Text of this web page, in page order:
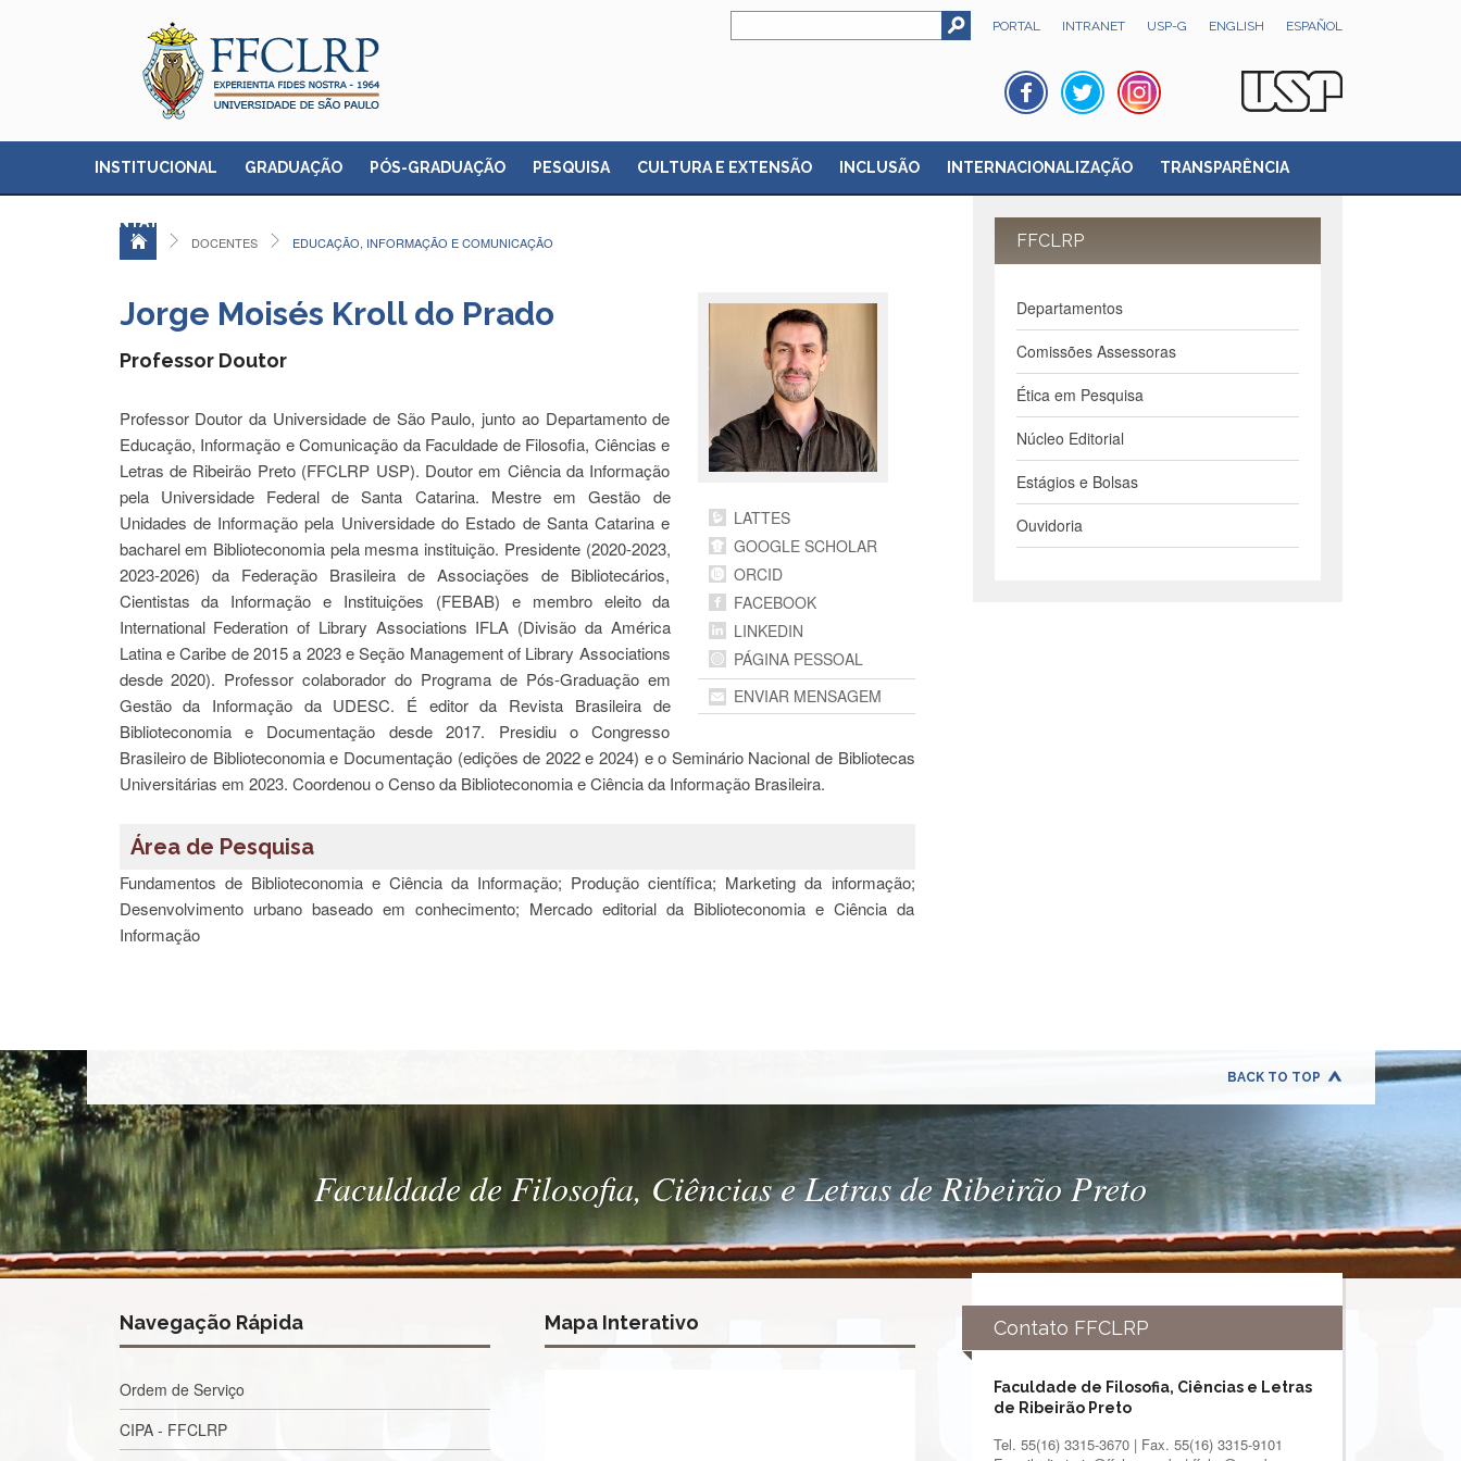
PORTAL INTRANET USP-G ENGLISH ESPAÑOL
INSTITUCIONAL GRADUAÇÃO PÓS-GRADUAÇÃO PESQUISA CULTURA E EXTENSÃO INCLUSÃO INTERNACIONALIZAÇÃO TRANSPARÊNCIA
CONTATO
DOCENTES
EDUCAÇÃO, INFORMAÇÃO E COMUNICAÇÃO
LATTES
GOOGLE SCHOLAR
ORCID
FACEBOOK
LINKEDIN
PÁGINA PESSOAL
ENVIAR MENSAGEM
Jorge Moisés Kroll do Prado
Professor Doutor
Professor Doutor da Universidade de São Paulo, junto ao Departamento de
Educação, Informação e Comunicação da Faculdade de Filosofia, Ciências e
Letras de Ribeirão Preto (FFCLRP USP). Doutor em Ciência da Informação
pela Universidade Federal de Santa Catarina. Mestre em Gestão de
Unidades de Informação pela Universidade do Estado de Santa Catarina e
bacharel em Biblioteconomia pela mesma instituição. Presidente (2020-2023,
2023-2026) da Federação Brasileira de Associações de Bibliotecários,
Cientistas da Informação e Instituições (FEBAB) e membro eleito da
International Federation of Library Associations IFLA (Divisão da América
Latina e Caribe de 2015 a 2023 e Seção Management of Library Associations
desde 2020). Professor colaborador do Programa de Pós-Graduação em
Gestão da Informação da UDESC. É editor da Revista Brasileira de
Biblioteconomia e Documentação desde 2017. Presidiu o Congresso
Brasileiro de Biblioteconomia e Documentação (edições de 2022 e 2024) e o Seminário Nacional de Bibliotecas
Universitárias em 2023. Coordenou o Censo da Biblioteconomia e Ciência da Informação Brasileira.
Área de Pesquisa
Fundamentos de Biblioteconomia e Ciência da Informação; Produção científica; Marketing da informação;
Desenvolvimento urbano baseado em conhecimento; Mercado editorial da Biblioteconomia e Ciência da
Informação
FFCLRP
Departamentos
Comissões Assessoras
Ética em Pesquisa
Núcleo Editorial
Estágios e Bolsas
Ouvidoria
BACK TO TOP
Faculdade de Filosofia, Ciências e Letras de Ribeirão Preto
Navegação Rápida
Ordem de Serviço
CIPA - FFCLRP
Mapa Interativo Contato FFCLRP
Faculdade de Filosofia, Ciências e Letras
de Ribeirão Preto
Tel. 55(16) 3315-3670 | Fax. 55(16) 3315-9101